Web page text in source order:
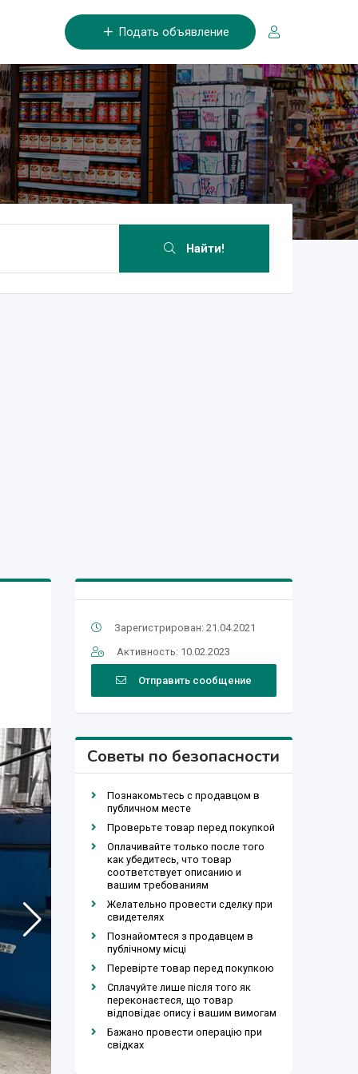
Подать объявление
Найти!
Зарегистрирован: 21.04.2021
Активность: 10.02.2023
Отправить сообщение
Советы по безопасности
Познакомьтесь с продавцом в
публичном месте
Проверьте товар перед покупкой
Оплачивайте только после того
как убедитесь, что товар
соответствует описанию и
вашим требованиям
Желательно провести сделку при
свидетелях
Познайомтеся з продавцем в
публічному місці
Перевірте товар перед покупкою
Сплачуйте лише після того як
переконаєтеся, що товар
відповідає опису і вашим вимогам
Бажано провести операцію при
свідках